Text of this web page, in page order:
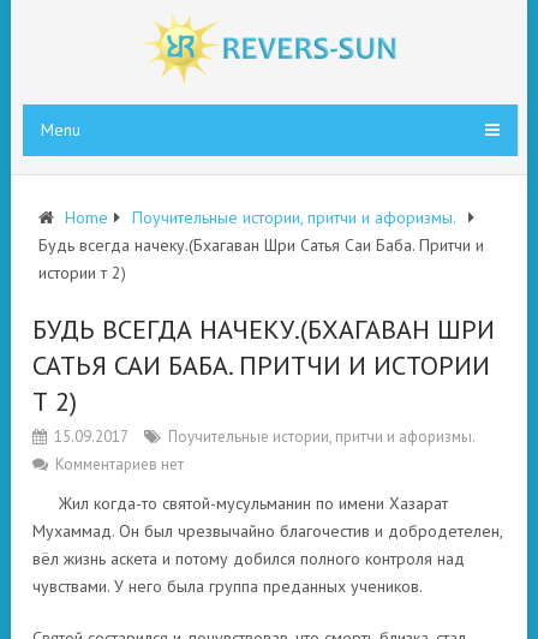
Menu
Home
Поучительные истории, притчи и афоризмы.
Будь всегда начеку.(Бхагаван Шри Сатья Саи Баба. Притчи и
истории т 2)
БУДЬ ВСЕГДА НАЧЕКУ.(БХАГАВАН ШРИ
САТЬЯ САИ БАБА. ПРИТЧИ И ИСТОРИИ
Т 2)
15.09.2017
Поучительные истории, притчи и афоризмы.
Комментариев нет
Жил когда-то святой-мусульманин по имени Хазарат
Мухаммад. Он был чрезвычайно благочестив и добродетелен,
вёл жизнь аскета и потому добился полного контроля над
чувствами. У него была группа преданных учеников.